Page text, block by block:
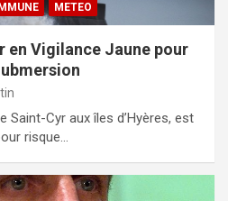
METEO
en Vigilance Jaune pour
Saint-Cyr aux îles d’Hyères, est
risque…